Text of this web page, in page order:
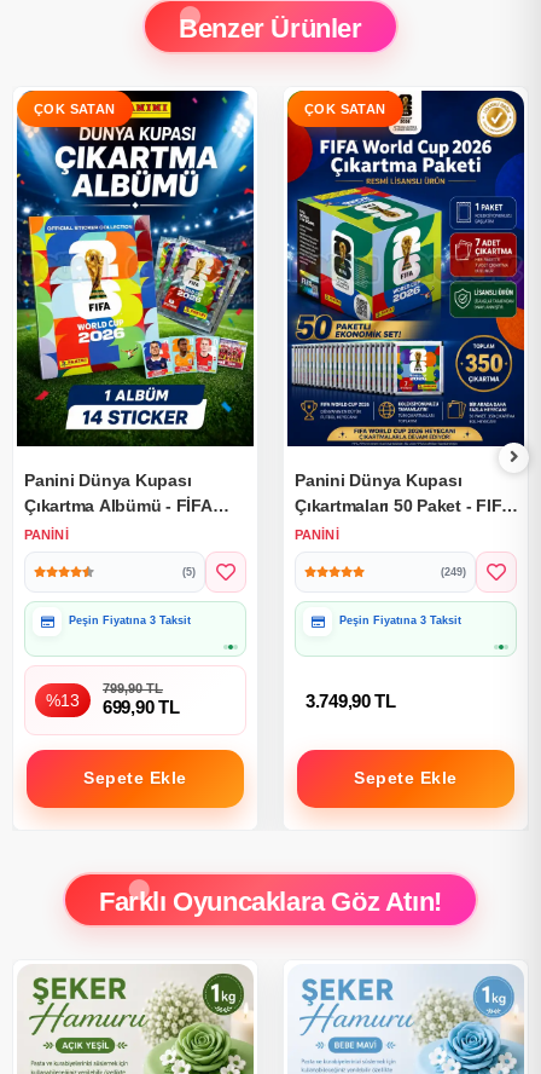
Benzer Ürünler
Panini Dünya Kupası
Çıkartma Albümü - FİFA
Dünya Kupası Çıkartma
Albümü 2026
PANINI
(5)
Hediye Paketine Uygun
%13
799,90 TL
699,90 TL
Sepete Ekle
Panini Dünya Kupası
Çıkartmaları 50 Paket - FIFA
World Cup 2026 Çıkartma
Paketi
PANINI
(249)
Hediye Paketine Uygun
3.749,90 TL
Sepete Ekle
Farklı Oyuncaklara Göz Atın!